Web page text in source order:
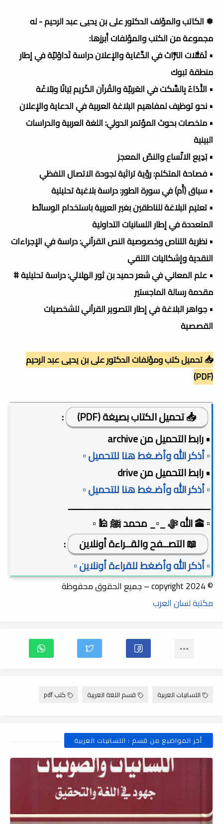
❅ الكاتب والمؤلف الدكتور على بن يحيى عبد الرحيم - له
مجموعة من الكتب والمؤلفات أبرزها:
• تَمَثُّلات التُّراث في الدِّعَاية والإعلان دراسة تَداوُليّة في إطار
منطقة تبوك
• الأَدَاءُ بِالسَّكت في العَربيّة والقُرآن الكَريم بَيانًا وبَلاغَة
• نحو توظيف لمفاهيم البلاغة العربية في الدعاية والإعلان
• ملخصات بحوث المؤتمر الدولي: اللغة العربية والدراسات
البينية
• بَدِيع الاتّساع والنصّ المعجز
• فصاحة المتكلم: رؤية تراثية لجودة الاتصال اللفظي
• سياق (أَم) في سورة الطور: دراسة بلاغية تحليلية
• تعليم البلاغة للناطقين بغير العربية باستخدام الوسائط
المتعددة في إطار اللسانيات التداولية
• نظرية التناص وخصوصية النص القرآني: دراسة في الإجراءات
النقدية وإشكاليات التلقي
• علم المعاني في شعر حميد بن ثور الهلالي: دراسة تحليلية #
مقدمة رسالة الماجستير
• جواهر البلاغة في إطار التصوير القرآني للشخصيات
القصصية
📥 تحميل كتب ومؤلفات الدكتور على بن يحيى عبد الرحيم
(PDF)
📥 تحميل الكتاب بصيغة (PDF)
:
• رابط التحميل من archive
▫️ أذكر الله وأضـغط هنا للتحميل ▫️
• رابط التحميل من drive
▫️ أذكر الله وأضـغط هنا للتحميل ▫️
ـــــــــــــــــــــــــــــــــــــــــــــــــــــــــ
▫️ 🕋 الله ﷻ _▫️_ محمد ﷺ 🕌 ▫️
📖 التصــفح والقــراءة أونلاين
:
▫️ أذكر الله وأضغط للقراءة أونلاين ▫️
© copyright 2024 – جميع الحقوق محفوظة
مكتبة لسان العرب
اللسانيات العربية قسم اللغة العربية كتب pdf
أخر المواضيع من قسم : اللسانيات العربية